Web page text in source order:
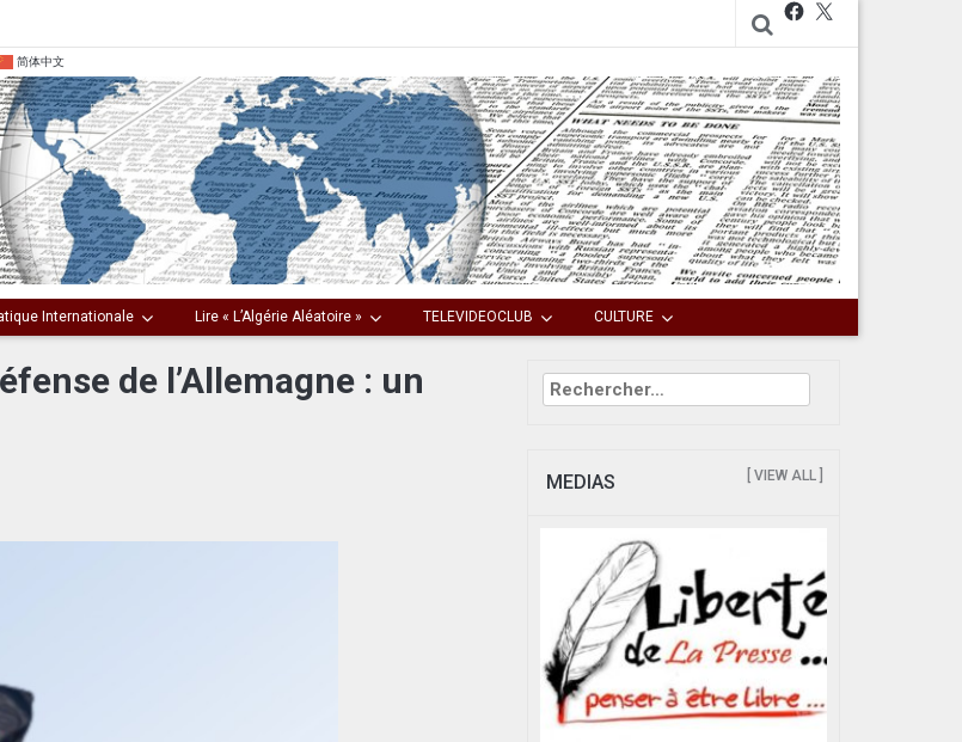
简体中文
Facebook
Internationale Lire « L’Algérie Aléatoire » TELEVIDEOCLUB CULTURE
de l’Allemagne : un
Rechercher :
MEDIAS [ VIEW ALL ]